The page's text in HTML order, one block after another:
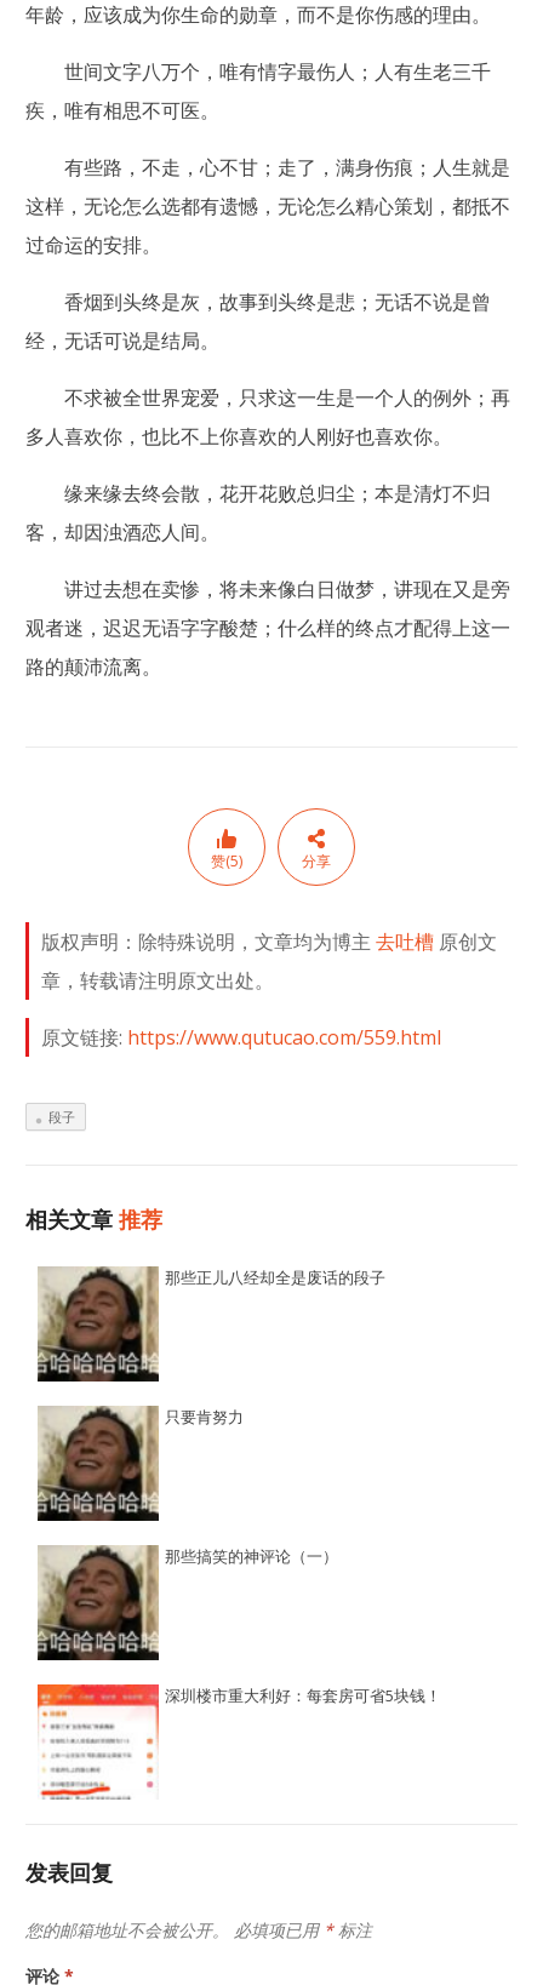
年龄，应该成为你生命的勋章，而不是你伤感的理由。
世间文字八万个，唯有情字最伤人；人有生老三千
疾，唯有相思不可医。
有些路，不走，心不甘；走了，满身伤痕；人生就是
这样，无论怎么选都有遗憾，无论怎么精心策划，都抵不
过命运的安排。
香烟到头终是灰，故事到头终是悲；无话不说是曾
经，无话可说是结局。
不求被全世界宠爱，只求这一生是一个人的例外；再
多人喜欢你，也比不上你喜欢的人刚好也喜欢你。
缘来缘去终会散，花开花败总归尘；本是清灯不归
客，却因浊酒恋人间。
讲过去想在卖惨，将未来像白日做梦，讲现在又是旁
观者迷，迟迟无语字字酸楚；什么样的终点才配得上这一
路的颠沛流离。
赞(5) 分享
版权声明：除特殊说明，文章均为博主去吐槽 原创文
章，转载请注明原文出处。
原文链接: https://www.qutucao.com/559.html
段子
相关文章推荐
那些正儿八经却全是废话的段子
只要肯努力
那些搞笑的神评论（一）
深圳楼市重大利好：每套房可省5块钱！
发表回复
您的邮箱地址不会被公开。 必填项已用 *标注
评论*